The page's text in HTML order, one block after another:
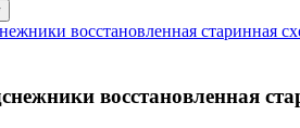
восстановленная